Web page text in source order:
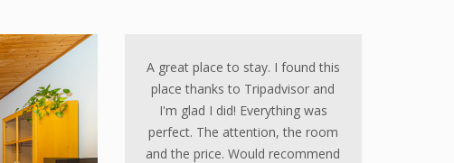
Tolle Ferienwohnung mit schöner
schattiger Terrasse. Mit dem Auto
und dem Rad ist man sehr schnell
am Strand, der Stadt oder beim
Supermarkt. Die Besitzer sind
Previous